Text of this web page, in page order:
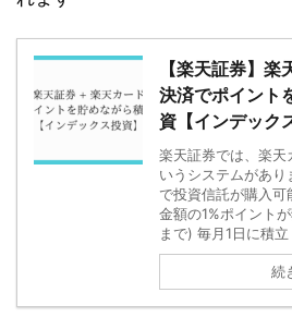
【楽天証券】楽
決済でポイント
資【インデック
楽天証券では、楽天
いうシステムがあ
で投資信託が購入
金額の1%ポイント
まで) 毎月1日に積
続